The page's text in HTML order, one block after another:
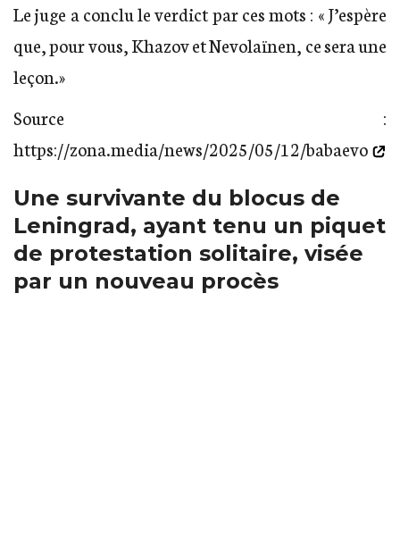
Le juge a conclu le verdict par ces mots : « J’espère
que, pour vous, Khazov et Nevolaïnen, ce sera une
leçon.»
Source :
https://zona.media/news/2025/05/12/babaevo
Une survivante du blocus de
Leningrad, ayant tenu un piquet
de protestation solitaire, visée
par un nouveau procès